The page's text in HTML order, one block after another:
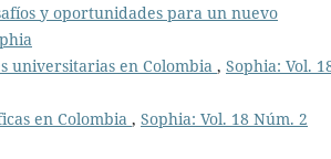
y oportunidades para un nuevo
universitarias en Colombia , Sophia: Vol.
en Colombia , Sophia: Vol. 18 Núm. 2